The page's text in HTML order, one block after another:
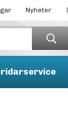
Nyheter